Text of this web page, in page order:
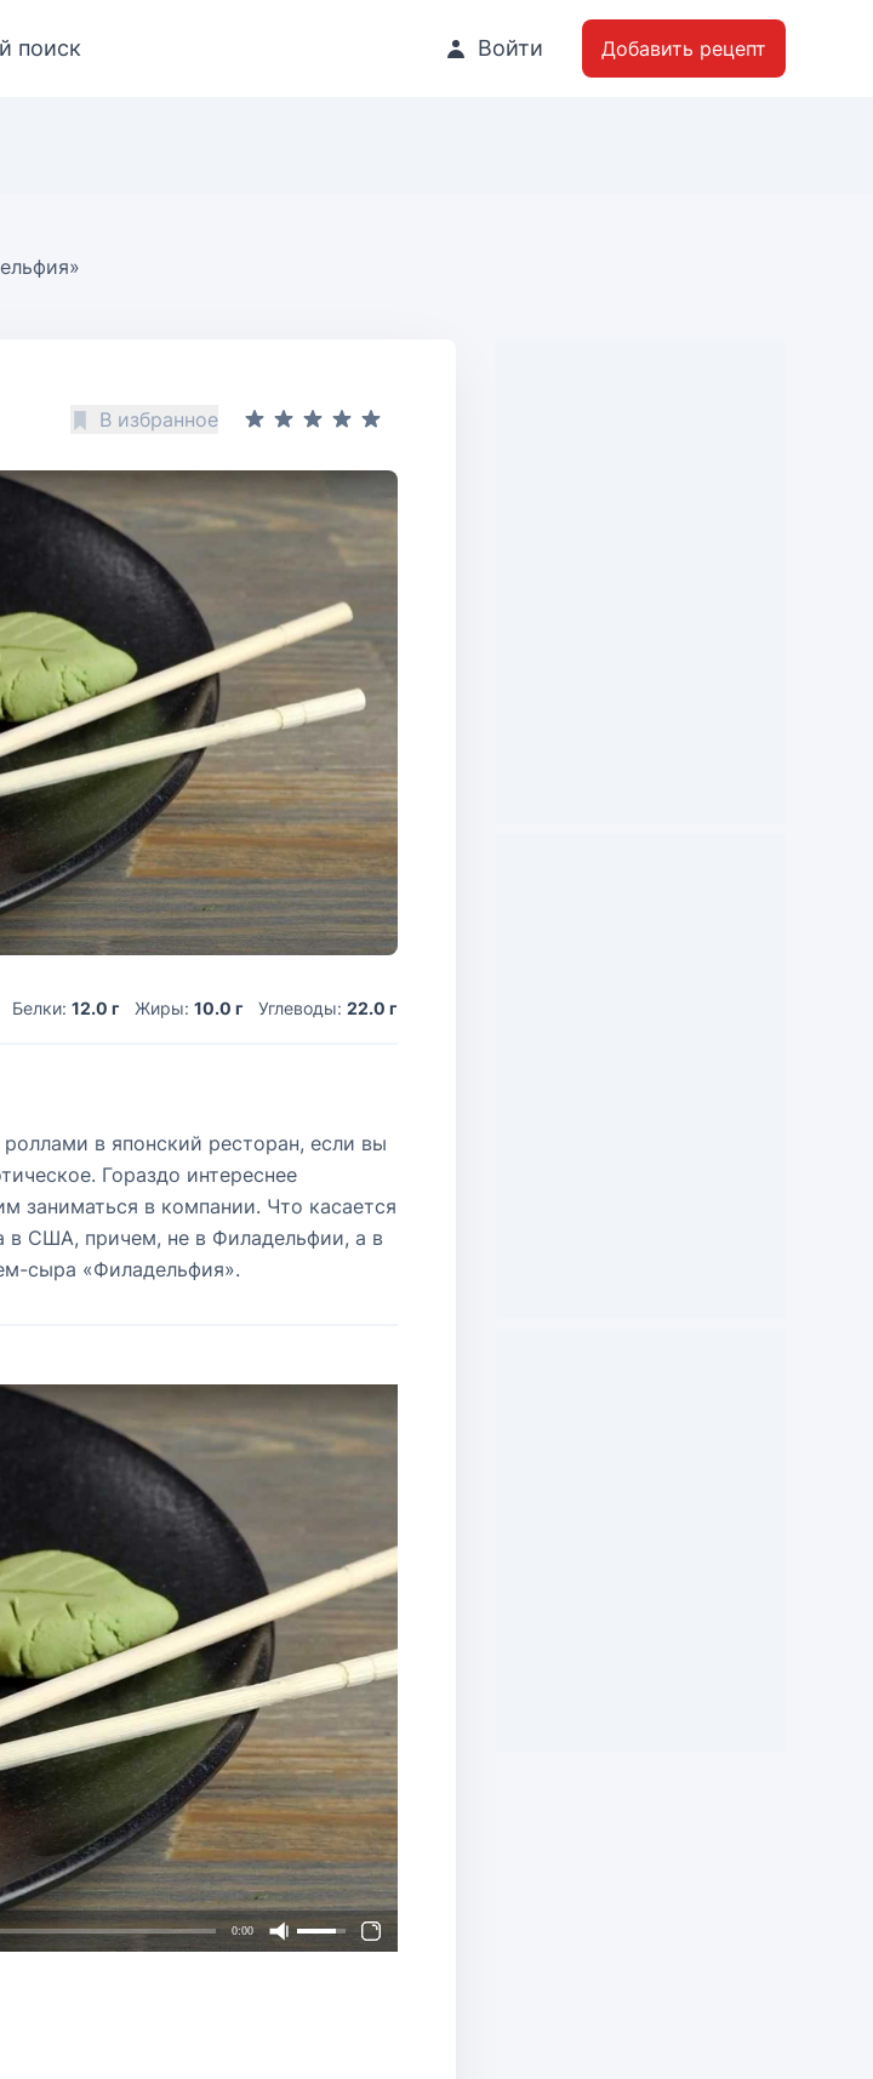
поиск Войти Добавить рецепт
В избранное
Белки: 12.0 г Жиры: 10.0 г Углеводы: 22.0 г
в японский ресторан, если вы
Гораздо интереснее
заниматься в компании. Что касается
в США, причем, не в Филадельфии, а в
сыра «Филадельфия».
0:00